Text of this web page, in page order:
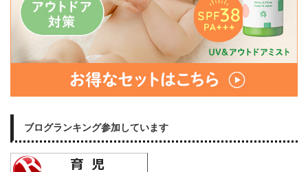
ブログランキング参加しています